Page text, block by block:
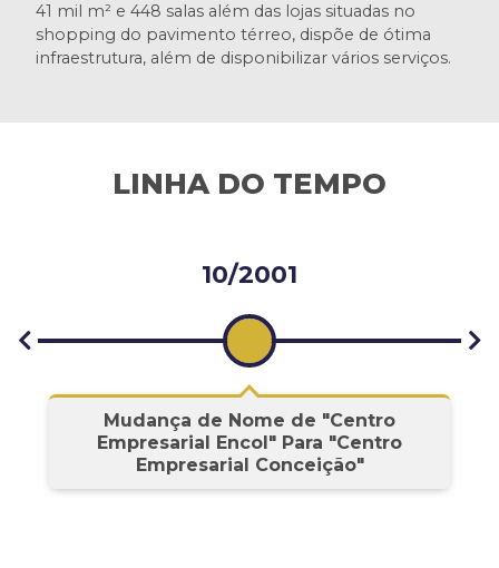
41 mil m² e 448 salas além das lojas situadas no
shopping do pavimento térreo, dispõe de ótima
infraestrutura, além de disponibilizar vários serviços.
LINHA DO TEMPO
10/2001
Mudança de Nome de "Centro
Empresarial Encol" Para "Centro
Empresarial Conceição"